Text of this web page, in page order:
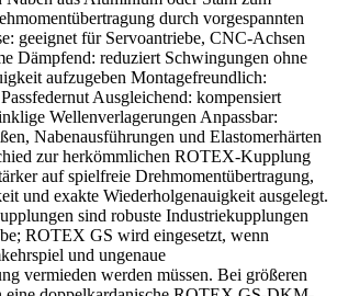
durch vorgespannten
geeignet für Servoantriebe, CNC-Achsen
Dämpfend: reduziert Schwingungen ohne
aufzugeben Montagefreundlich:
Ausgleichend: kompensiert
Wellenverlagerungen Anpassbar:
Nabenausführungen und Elastomerhärten
zur herkömmlichen ROTEX-Kupplung
auf spielfreie Drehmomentübertragung,
und exakte Wiederholgenauigkeit ausgelegt.
sind robuste Industriekupplungen
ROTEX GS wird eingesetzt, wenn
und ungenaue
vermieden werden müssen. Bei größeren